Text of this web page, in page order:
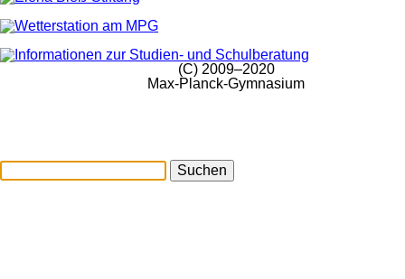
(C) 2009–2020
Max-Planck-Gymnasium
Suchen